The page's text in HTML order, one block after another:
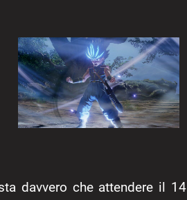
davvero che attendere il 14